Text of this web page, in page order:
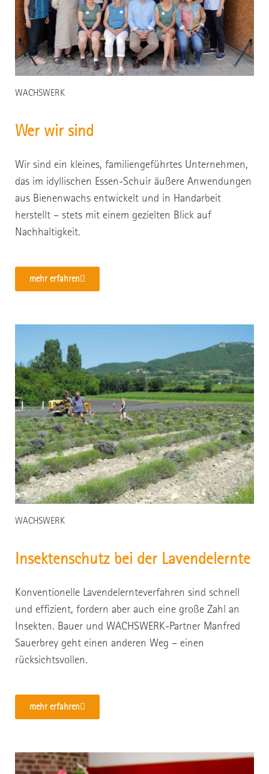
WACHSWERK
Wer wir sind
Wir sind ein kleines, familiengeführtes Unternehmen,
das im idyllischen Essen-Schuir äußere Anwendungen
aus Bienenwachs entwickelt und in Handarbeit
herstellt – stets mit einem gezielten Blick auf
Nachhaltigkeit.
mehr erfahren
WACHSWERK
Insektenschutz bei der Lavendelernte
Konventionelle Lavendelernteverfahren sind schnell
und effizient, fordern aber auch eine große Zahl an
Insekten. Bauer und WACHSWERK-Partner Manfred
Sauerbrey geht einen anderen Weg – einen
rücksichtsvollen.
mehr erfahren